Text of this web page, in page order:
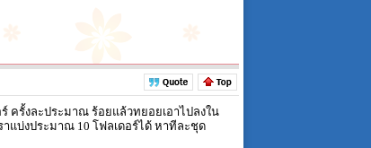
ครั้งละประมาณ ร้อยแล้วทยอยเอาไปลงใน
แบ่งประมาณ 10 โฟลเดอร์ได้ หาทีละชุด